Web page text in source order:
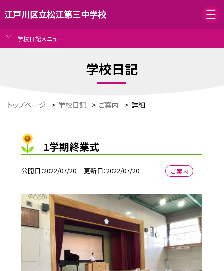
江戸川区立松江第三中学校
学校日記メニュー
学校日記
トップページ > 学校日記 > ご案内 > 詳細
1学期終業式
公開日 2022/07/20 更新日 2022/07/20 ご案内